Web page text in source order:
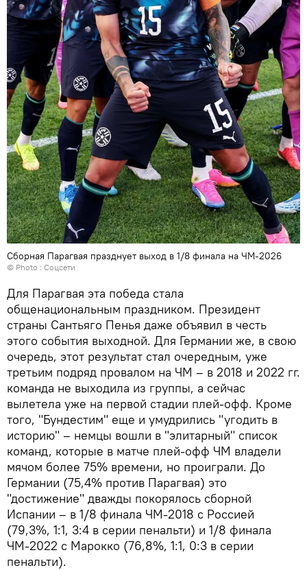
Сборная Парагвая празднует выход в 1/8 финала на ЧМ-2026
© Photo : Соцсети
Для Парагвая эта победа стала
общенациональным праздником. Президент
страны Сантьяго Пенья даже объявил в честь
этого события выходной. Для Германии же, в свою
очередь, этот результат стал очередным, уже
третьим подряд провалом на ЧМ – в 2018 и 2022 гг.
команда не выходила из группы, а сейчас
вылетела уже на первой стадии плей-офф. Кроме
того, "Бундестим" еще и умудрились "угодить в
историю" – немцы вошли в "элитарный" список
команд, которые в матче плей-офф ЧМ владели
мячом более 75% времени, но проиграли. До
Германии (75,4% против Парагвая) это
"достижение" дважды покорялось сборной
Испании – в 1/8 финала ЧМ-2018 с Россией
(79,3%, 1:1, 3:4 в серии пенальти) и 1/8 финала
ЧМ-2022 с Марокко (76,8%, 1:1, 0:3 в серии
пенальти).